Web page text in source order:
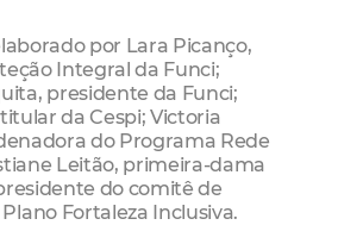
por Lara Picanço,
Integral da Funci;
presidente da Funci;
da Cespi; Victoria
do Programa Rede
Leitão, primeira-dama
do comitê de
Fortaleza Inclusiva.